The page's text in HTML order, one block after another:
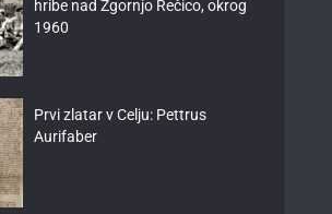
hribe nad Zgornjo Rečico, okrog
1960
Prvi zlatar v Celju: Pettrus
Aurifaber